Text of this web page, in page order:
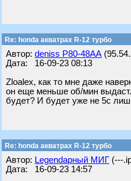
Re: honda акватрах R-12 турбо
Автор: deniss Р80-48АА
Дата: 16-09-23 08:13
Zloalex, как то мне даже
он еще меньше об/мин
будет? И будет уже не 5с
Re: honda акватрах R-12 турбо
Автор: Legendарный МИГ (---
Дата: 16-09-23 14:57